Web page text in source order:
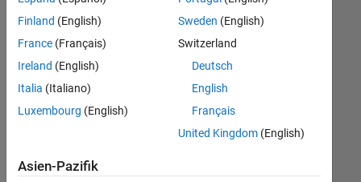
Suchkriterien
weiter
fassen
oder
alle
Stellenangebote
anzeigen .
noch
Finland (English)
France (Français)
Ireland (English)
Italia (Italiano)
Luxembourg (English)
Sweden (English)
Switzerland
Deutsch
English
Français
United Kingdom(English)
Asien-Pazifik